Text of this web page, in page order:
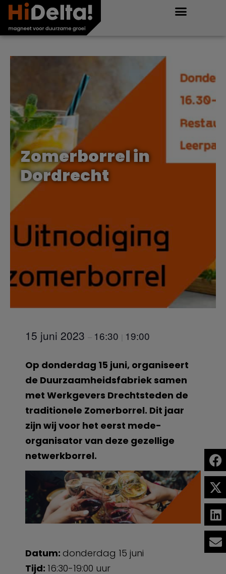
Zomerborrel in
Dordrecht
15 juni 2023– 16:30 19:00
Op donderdag 15 juni, organiseert
de Duurzaamheidsfabriek samen
met Werkgevers Drechtsteden de
traditionele Zomerborrel. Dit jaar
zijn wij voor het eerst mede-
organisator van deze gezellige
netwerkborrel.
Datum: donderdag 15 juni
Tijd: 16:30-19:00 uur